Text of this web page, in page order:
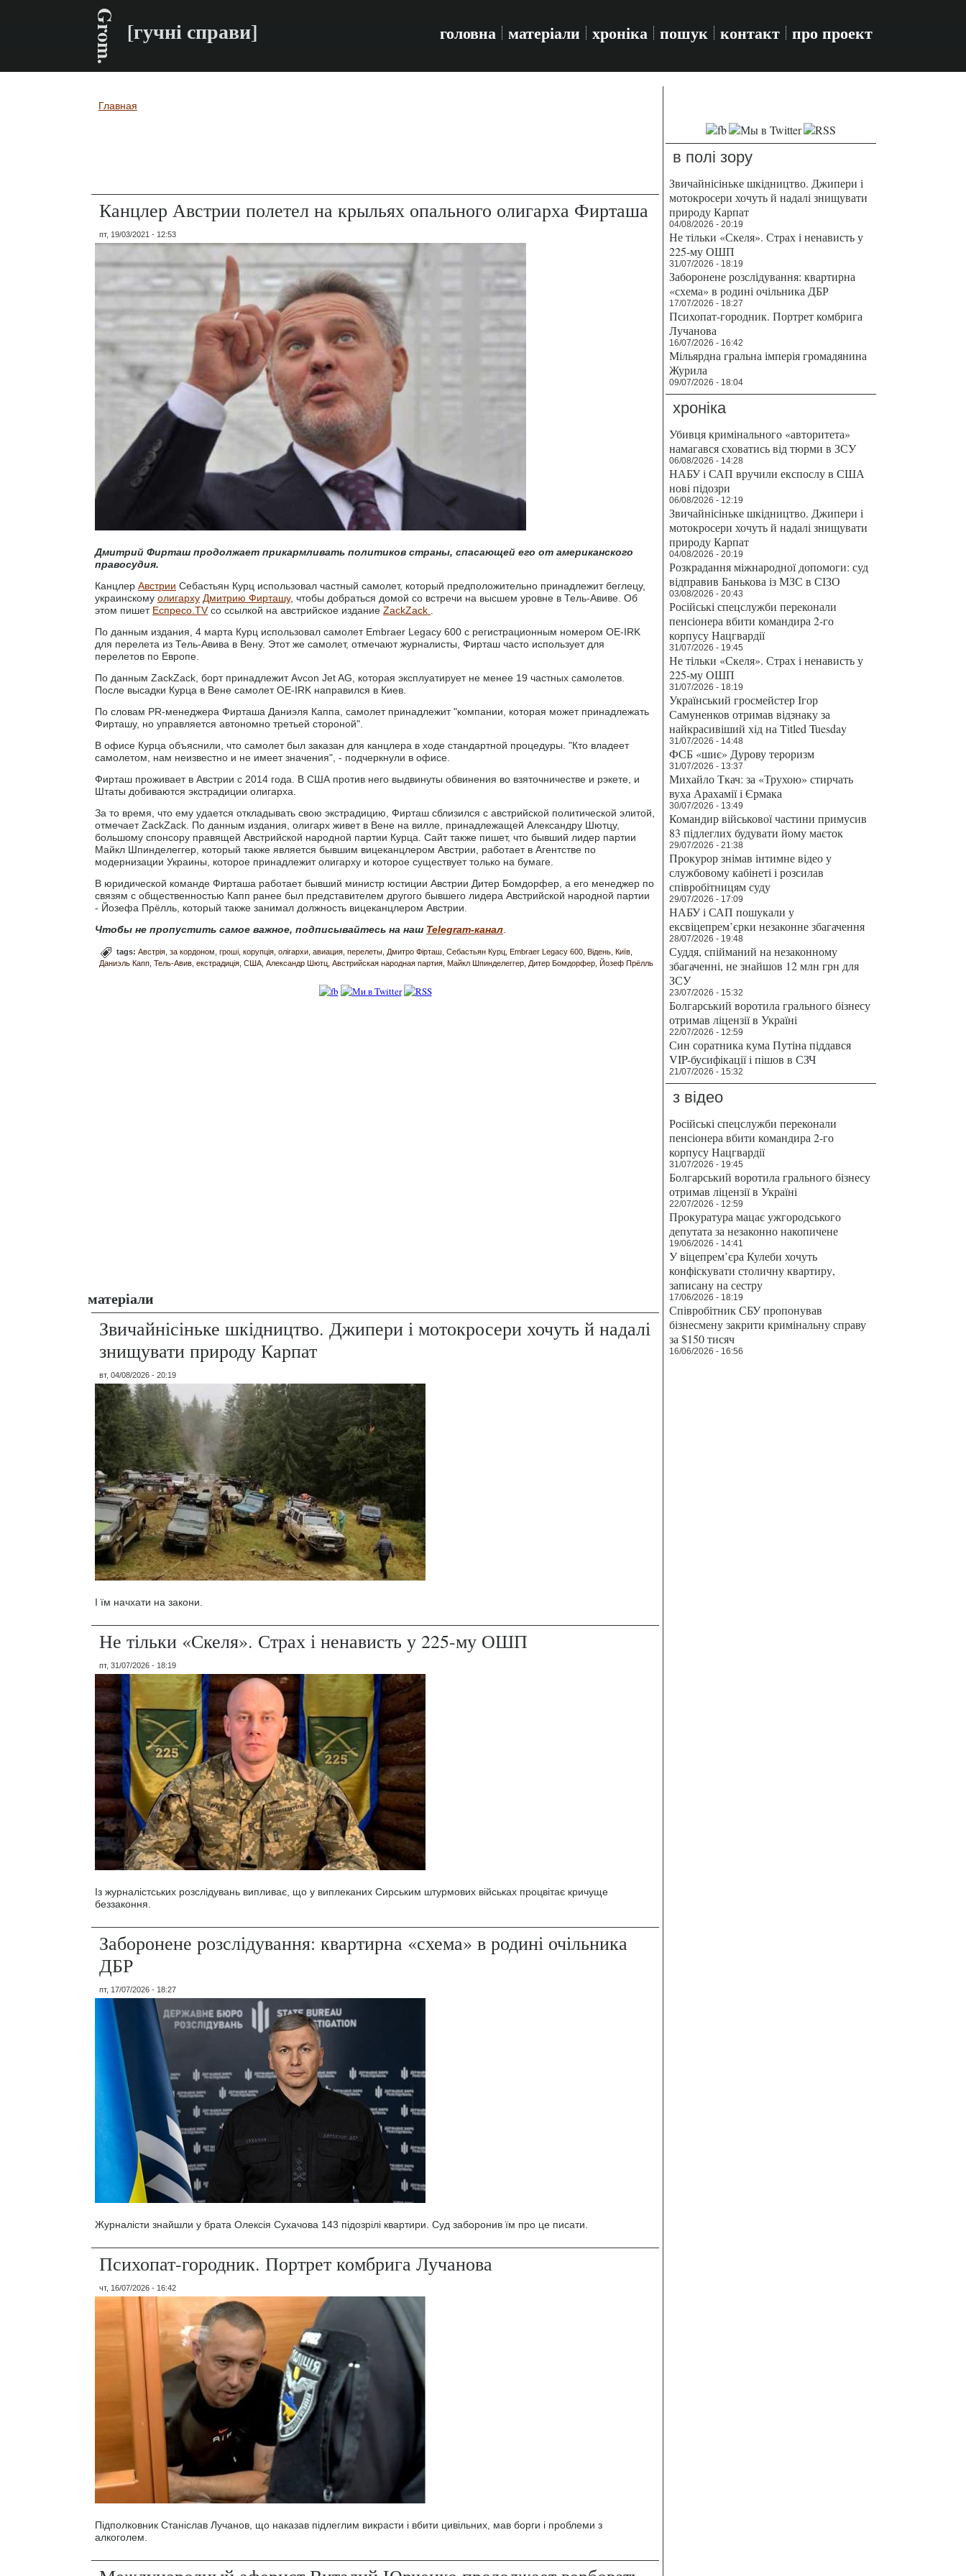
Grom. [гучні справи] головна матеріали хроніка пошук контакт про проект
Вы здесь
Главная
Канцлер Австрии полетел на крыльях опального олигарха Фирташа
пт, 19/03/2021 - 12:53
Дмитрий Фирташ продолжает прикармливать политиков страны, спасающей его от американского
правосудия.
Канцлер Австрии Себастьян Курц использовал частный самолет, который предположительно принадлежит беглецу,
украинскому олигарху Дмитрию Фирташу, чтобы добраться домой со встречи на высшем уровне в Тель-Авиве. Об
этом пишет Еспресо.TVсо ссылкой на австрийское издание ZackZack
По данным издания, 4 марта Курц использовал самолет Embraer Legacy 600 с регистрационным номером OE-IRK
для перелета из Тель-Авива в Вену. Этот же самолет, отмечают журналисты, Фирташ часто использует для
перелетов по Европе.
По данным ZackZack, борт принадлежит Avcon Jet AG, которая эксплуатирует не менее 19 частных самолетов.
После высадки Курца в Вене самолет OE-IRK направился в Киев.
По словам PR-менеджера Фирташа Даниэля Каппа, самолет принадлежит "компании, которая может принадлежать
Фирташу, но управляется автономно третьей стороной".
В офисе Курца объяснили, что самолет был заказан для канцлера в ходе стандартной процедуры. "Кто владеет
самолетом, нам неизвестно и не имеет значения", - подчеркнули в офисе.
Фирташ проживает в Австрии с 2014 года. В США против него выдвинуты обвинения во взяточничестве и рэкете, и
Штаты добиваются экстрадиции олигарха.
За то время, что ему удается откладывать свою экстрадицию, Фирташ сблизился с австрийской политической элитой,
отмечает ZackZack. По данным издания, олигарх живет в Вене на вилле, принадлежащей Александру Шютцу,
большому спонсору правящей Австрийской народной партии Курца. Сайт также пишет, что бывший лидер партии
Майкл Шпинделеггер, который также является бывшим вицеканцлером Австрии, работает в Агентстве по
модернизации Украины, которое принадлежит олигарху и которое существует только на бумаге.
В юридической команде Фирташа работает бывший министр юстиции Австрии Дитер Бомдорфер, а его менеджер по
связям с общественностью Капп ранее был представителем другого бывшего лидера Австрийской народной партии
- Йозефа Прёлль, который также занимал должность вицеканцлером Австрии.
Чтобы не пропустить самое важное, подписывайтесь на наш Telegram-канал
tags: Австрія за кордоном гроші корупція олігархи авиация перелеты Дмитро Фірташ Себастьян Курц Embraer Legacy 600 Відень Київ
Даниэль Капп Тель-Авив екстрадиція США Александр Шютц Австрийская народная партия Майкл Шпинделеггер Дитер Бомдорфер Йозеф Прёлль
матеріали
Звичайнісіньке шкідництво. Джипери і мотокросери хочуть й надалі
знищувати природу Карпат
вт, 04/08/2026 - 20:19
І їм начхати на закони.
Не тільки «Скеля». Страх і ненависть у 225-му ОШП
пт, 31/07/2026 - 18:19
Із журналістських розслідувань випливає, що у виплеканих Сирським штурмових військах процвітає кричуще
беззаконня.
Заборонене розслідування: квартирна «схема» в родині очільника
ДБР
пт, 17/07/2026 - 18:27
Журналісти знайшли у брата Олексія Сухачова 143 підозрілі квартири. Суд заборонив їм про це писати.
Психопат-городник. Портрет комбрига Лучанова
чт, 16/07/2026 - 16:42
Підполковник Станіслав Лучанов, що наказав підлеглим викрасти і вбити цивільних, мав борги і проблеми з
алкоголем.
в полі зору
Звичайнісіньке шкідництво. Джипери і
мотокросери хочуть й надалі знищувати
природу Карпат
04/08/2026 - 20:19
Не тільки «Скеля». Страх і ненависть у
225-му ОШП
31/07/2026 - 18:19
Заборонене розслідування: квартирна
«схема» в родині очільника ДБР
17/07/2026 - 18:27
Психопат-городник. Портрет комбрига
Лучанова
16/07/2026 - 16:42
Мільярдна гральна імперія громадянина
Журила
09/07/2026 - 18:04
хроніка
Убивця кримінального «авторитета»
намагався сховатись від тюрми в ЗСУ
06/08/2026 - 14:28
НАБУ і САП вручили експослу в США
нові підозри
06/08/2026 - 12:19
Звичайнісіньке шкідництво. Джипери і
мотокросери хочуть й надалі знищувати
природу Карпат
04/08/2026 - 20:19
Розкрадання міжнародної допомоги: суд
відправив Банькова із МЗС в СІЗО
03/08/2026 - 20:43
Російські спецслужби переконали
пенсіонера вбити командира 2-го
корпусу Нацгвардії
31/07/2026 - 19:45
Не тільки «Скеля». Страх і ненависть у
225-му ОШП
31/07/2026 - 18:19
Український гросмейстер Ігор
Самуненков отримав відзнаку за
найкрасивіший хід на Titled Tuesday
31/07/2026 - 14:48
ФСБ «шиє» Дурову тероризм
31/07/2026 - 13:37
Михайло Ткач: за «Трухою» стирчать
вуха Арахамії і Єрмака
30/07/2026 - 13:49
Командир військової частини примусив
83 підлеглих будувати йому маєток
29/07/2026 - 21:38
Прокурор знімав інтимне відео у
службовому кабінеті і розсилав
співробітницям суду
29/07/2026 - 17:09
НАБУ і САП пошукали у
ексвіцепрем’єрки незаконне збагачення
28/07/2026 - 19:48
Суддя, спійманий на незаконному
збагаченні, не знайшов 12 млн грн для
ЗСУ
23/07/2026 - 15:32
Болгарський воротила грального бізнесу
отримав ліцензії в Україні
22/07/2026 - 12:59
Син соратника кума Путіна піддався
VIP-бусифікації і пішов в СЗЧ
21/07/2026 - 15:32
з відео
Російські спецслужби переконали
пенсіонера вбити командира 2-го
корпусу Нацгвардії
31/07/2026 - 19:45
Болгарський воротила грального бізнесу
отримав ліцензії в Україні
22/07/2026 - 12:59
Прокуратура мацає ужгородського
депутата за незаконно накопичене
19/06/2026 - 14:41
У віцепрем’єра Кулеби хочуть
конфіскувати столичну квартиру,
записану на сестру
17/06/2026 - 18:19
Співробітник СБУ пропонував
бізнесмену закрити кримінальну справу
за $150 тисяч
16/06/2026 - 16:56